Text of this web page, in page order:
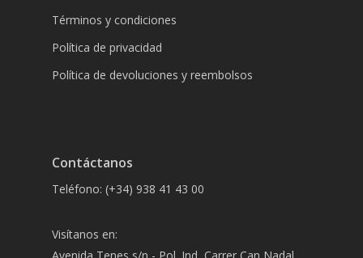
Términos y condiciones
Política de privacidad
Política de devoluciones y reembolsos
Contáctanos
Teléfono: (+34) 938 41 43 00
Visítanos en: